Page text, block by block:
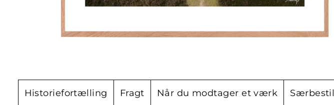
Historiefortælling Fragt Når du modtager et værk